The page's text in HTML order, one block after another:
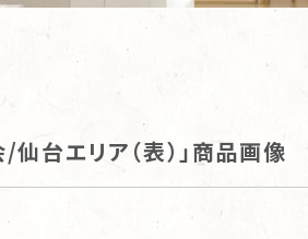
仙台エリア（表）」商品画像